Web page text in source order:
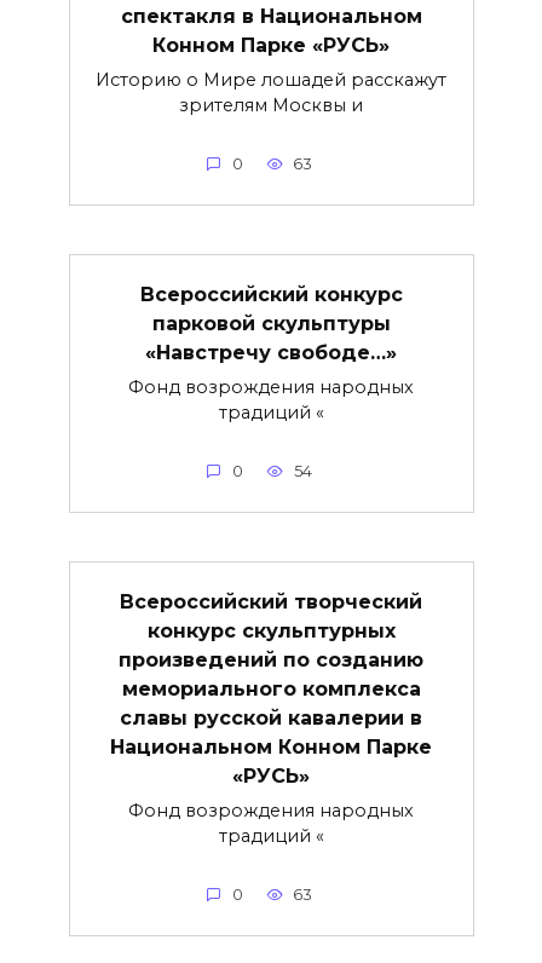
спектакля в Национальном
Конном Парке «РУСЬ»
Историю о Мире лошадей расскажут
зрителям Москвы и
0 63
Всероссийский конкурс
парковой скульптуры
«Навстречу свободе…»
Фонд возрождения народных
традиций «
0 54
Всероссийский творческий
конкурс скульптурных
произведений по созданию
мемориального комплекса
славы русской кавалерии в
Национальном Конном Парке
«РУСЬ»
Фонд возрождения народных
традиций «
0 63